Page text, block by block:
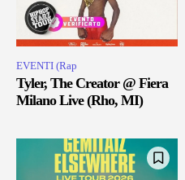
EVENTI (Rap
Tyler, The Creator @ Fiera
Milano Live (Rho, MI)